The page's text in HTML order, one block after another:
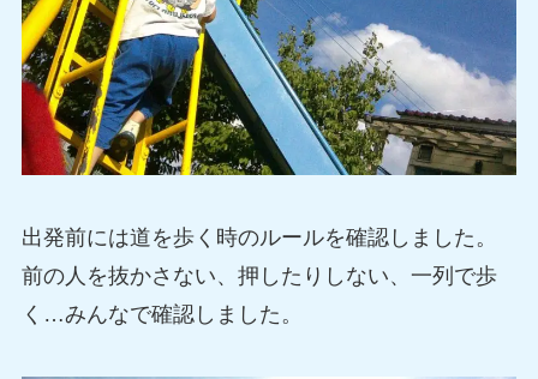
出発前には道を歩く時のルールを確認しました。
前の人を抜かさない、押したりしない、一列で歩
く…みんなで確認しました。